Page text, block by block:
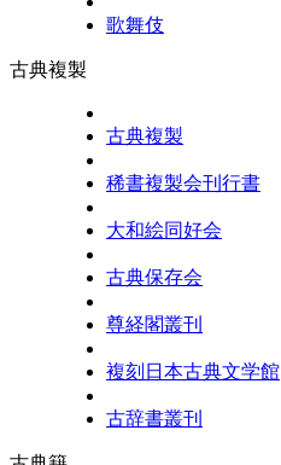
歌舞伎
古典複製
古典複製
稀書複製会刊行書
大和絵同好会
古典保存会
尊経閣叢刊
複刻日本古典文学館
古辞書叢刊